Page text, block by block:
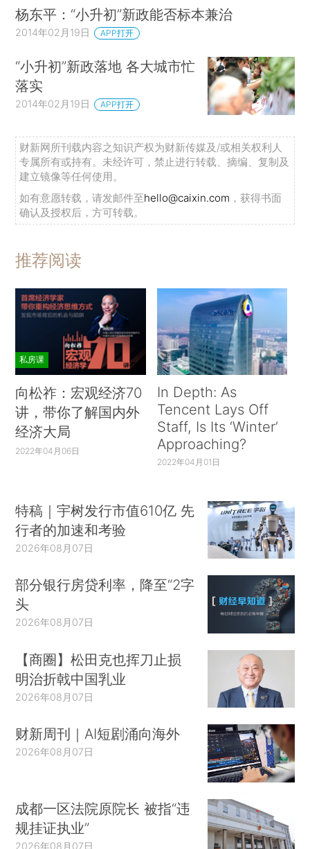
杨东平：“小升初”新政能否标本兼治
2014年02月19日 APP打开
“小升初”新政落地 各大城市忙
落实
2014年02月19日 APP打开
财新网所刊载内容之知识产权为财新传媒及/或相关权利人
专属所有或持有。未经许可，禁止进行转载、摘编、复制及
建立镜像等任何使用。
如有意愿转载，请发邮件至hello@caixin.com ，获得书面
确认及授权后，方可转载。
推荐阅读
私房课
向松祚：宏观经济70
讲，带你了解国内外
经济大局
2022年04月06日
In Depth: As
Tencent Lays Off
Staff, Is Its ‘Winter’
Approaching?
2022年04月01日
特稿｜宇树发行市值610亿 先
行者的加速和考验
2026年08月07日
部分银行房贷利率，降至“2字
头
2026年08月07日
【商圈】松田克也挥刀止损
明治折戟中国乳业
2026年08月07日
财新周刊｜AI短剧涌向海外
2026年08月07日
成都一区法院原院长 被指“违
规挂证执业”
2026年08月07日